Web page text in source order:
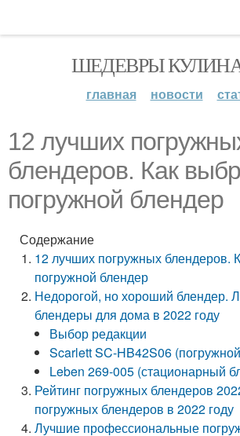
ШЕДЕВРЫ
главная новости
12 лучших
блендеров. Как
погружной блендер
Содержание
12 лучших погружных блендеров.
погружной блендер
Недорогой, но хороший блендер.
блендеры для дома в 2022 году
Выбор редакции
Scarlett SC-HB42S06
Leben 269-005 (стационарный
Рейтинг погружных блендеров
погружных блендеров в 2022 году
Лучшие профессиональные